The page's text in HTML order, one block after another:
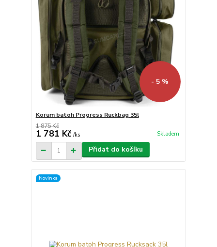
- 5 %
Korum batoh Progress Ruckbag 35l
1 875 Kč
1 781 Kč /ks Skladem
Přidat do košíku
Novinka